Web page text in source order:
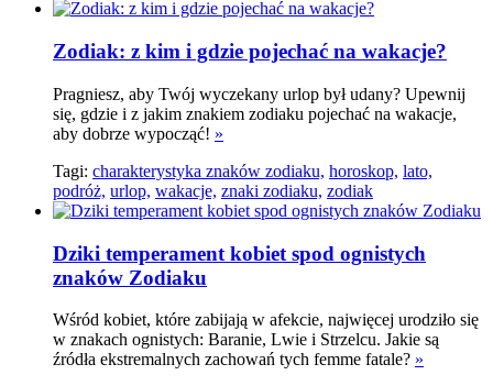
Zodiak: z kim i gdzie pojechać na wakacje?
Pragniesz, aby Twój wyczekany urlop był udany? Upewnij
się, gdzie i z jakim znakiem zodiaku pojechać na wakacje,
aby dobrze wypocząć! »
Tagi: charakterystyka znaków zodiaku, horoskop, lato,
podróż, urlop, wakacje, znaki zodiaku, zodiak
Dziki temperament kobiet spod ognistych
znaków Zodiaku
Wśród kobiet, które zabijają w afekcie, najwięcej urodziło się
w znakach ognistych: Baranie, Lwie i Strzelcu. Jakie są
źródła ekstremalnych zachowań tych femme fatale? »